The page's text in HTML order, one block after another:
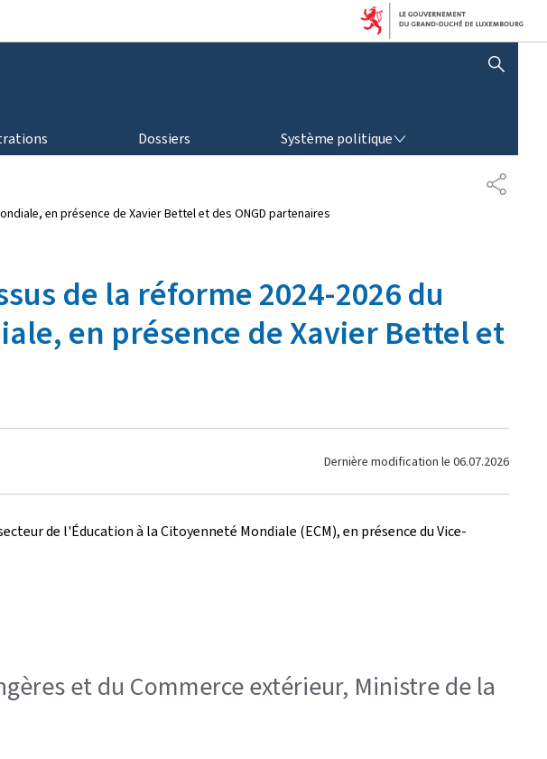
AFFICHER / MASQUER LA RECHERCHE
Dossiers Système politique
P
A
en présence de Xavier Bettel et des ONGD partenaires
de la réforme 2024-2026 du
en présence de Xavier Bettel et
Dernière modification le 06.07.2026
de l'Éducation à la Citoyenneté Mondiale (ECM), en présence du Vice-
et du Commerce extérieur, Ministre de la